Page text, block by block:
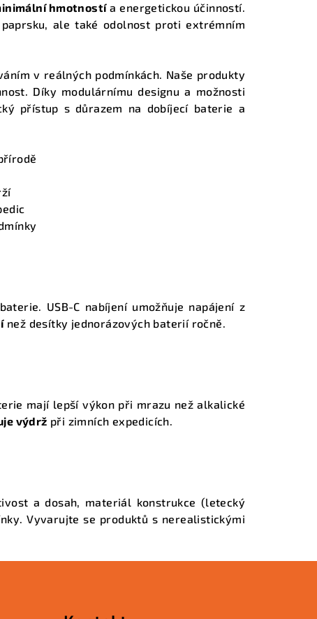
hmotnostía energetickou účinností.
ale také odolnost proti extrémním
v reálných podmínkách. Naše produkty
Díky modulárnímu designu a možnosti
přístup s důrazem na dobíjecí baterie a
USB-C nabíjení umožňuje napájení z
než desítky jednorázových baterií ročně.
mají lepší výkon při mrazu než alkalické
výdrž při zimních expedicích.
a dosah, materiál konstrukce (letecký
Vyvarujte se produktů s nerealistickými